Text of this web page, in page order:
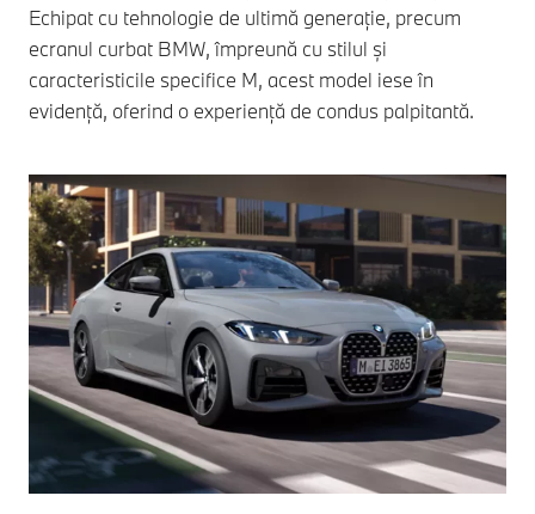
Echipat cu tehnologie de ultimă generație, precum
ecranul curbat BMW, împreună cu stilul și
caracteristicile specifice M, acest model iese în
evidență, oferind o experiență de condus palpitantă.